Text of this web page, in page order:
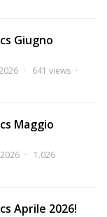
Giugno
641 views
Maggio
1.026
Aprile 2026!